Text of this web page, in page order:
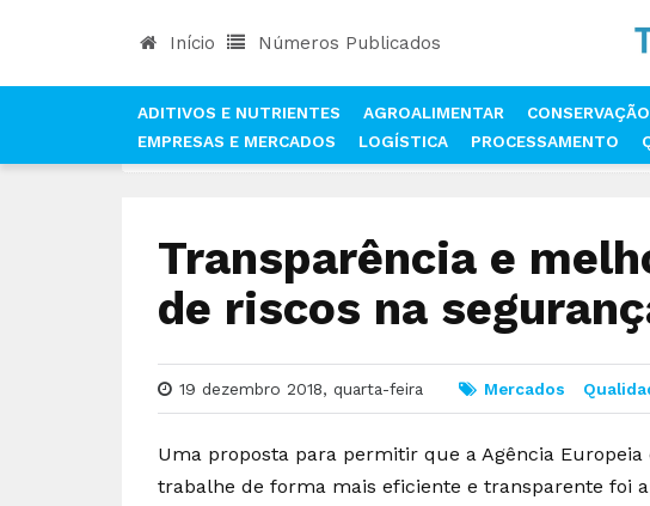
Início Números Publicados
ADITIVOS E NUTRIENTES AGROALIMENTAR CONSERVAÇÃO
EMPRESAS E MERCADOS
LOGÍSTICA PROCESSAMENTO
TRANSPARÊNCIA E MELHOR
Transparência e
de riscos na
19 dezembro 2018, quarta-feira Mercados
Uma proposta para permitir que a Agência Europeia
trabalhe de forma mais eficiente e transparente foi